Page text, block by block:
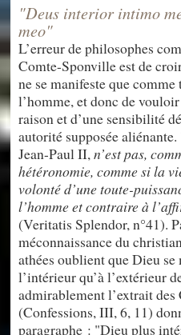
"Deus interior intimo
meo"
L’erreur de philosophes
Comte-Sponville est de
ne se manifeste que
l’homme, et donc de
raison et d’une sensibilité
autorité supposée
Jean-Paul II,n’est pas,
hétéronomie, comme si la
volonté d’une toute-
l’homme et contraire à
(Veritatis Splendor, n°41).
méconnaissance du
athées oublient que Dieu se
l’intérieur qu’à l’extérieur
admirablement l’extrait
(Confessions, III, 6, 11)
paragraphe : "Dieu plus